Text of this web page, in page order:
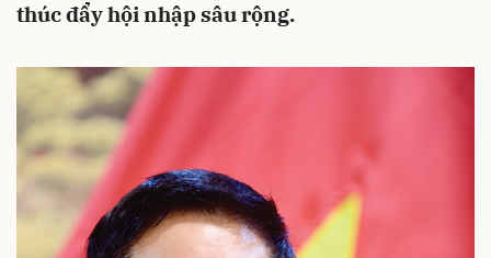
thúc đẩy hội nhập sâu rộng.